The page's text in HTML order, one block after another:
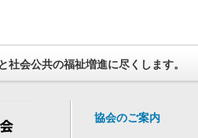
会公共の福祉増進に尽くします。
協会のご案内